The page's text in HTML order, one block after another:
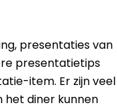
presentaties van
presentatietips
item. Er zijn veel
het diner kunnen